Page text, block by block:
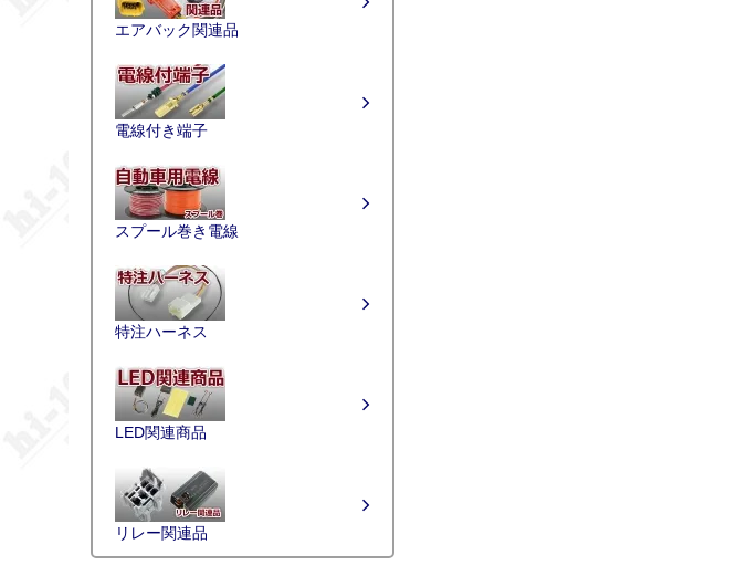
エアバック関連品
電線付き端子
スプール巻き電線
特注ハーネス
LED関連商品
リレー関連品